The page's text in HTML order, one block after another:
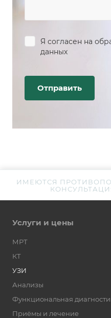
Я согласен на
данных
ИМЕЮТСЯ
Услуги и цены
МРТ
КТ
УЗИ
Анализы
Функциональная
Приёмы и лечение